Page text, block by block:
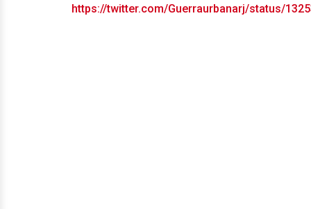
https://twitter.com/Guerraurbanarj/status/